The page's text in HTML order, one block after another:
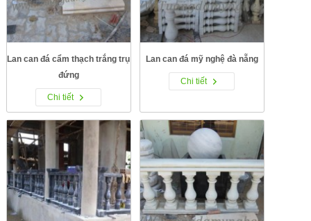
Lan can đá cẩm thạch trắng trụ
đứng
Chi tiết
Lan can đá mỹ nghệ đà nẵng
Chi tiết